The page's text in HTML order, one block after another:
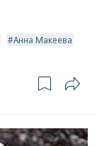
Анна Макеева